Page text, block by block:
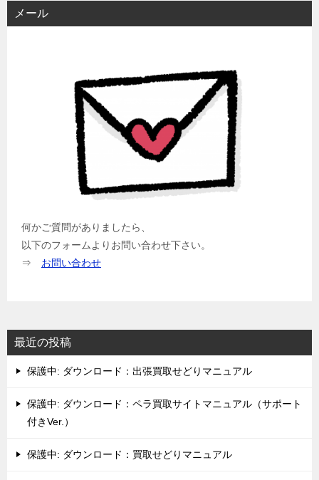
メール
何かご質問がありましたら、
以下のフォームよりお問い合わせ下さい。
⇒ お問い合わせ
最近の投稿
保護中: ダウンロード：出張買取せどりマニュアル
保護中: ダウンロード：ペラ買取サイトマニュアル（サポート
付きVer.）
保護中: ダウンロード：買取せどりマニュアル